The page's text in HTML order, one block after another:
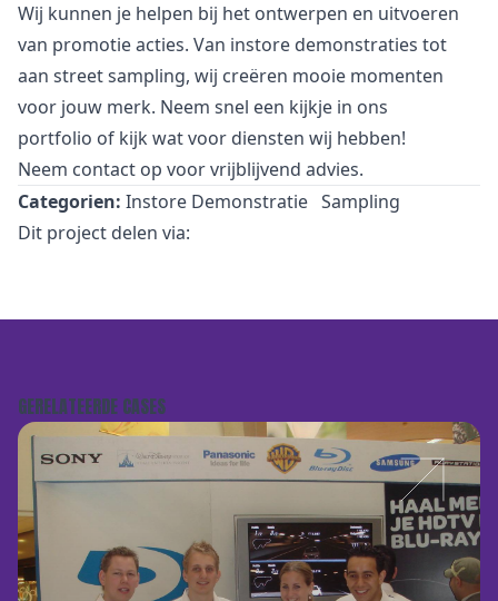
Wij kunnen je helpen bij het ontwerpen en uitvoeren
van promotie acties. Van instore demonstraties tot
aan street sampling, wij creëren mooie momenten
voor jouw merk. Neem snel een kijkje in ons
portfolio of kijk wat voor diensten wij hebben!
Neem contact op voor vrijblijvend advies.
Categorien: Instore Demonstratie Sampling
Dit project delen via:
GERELATEERDE CASES